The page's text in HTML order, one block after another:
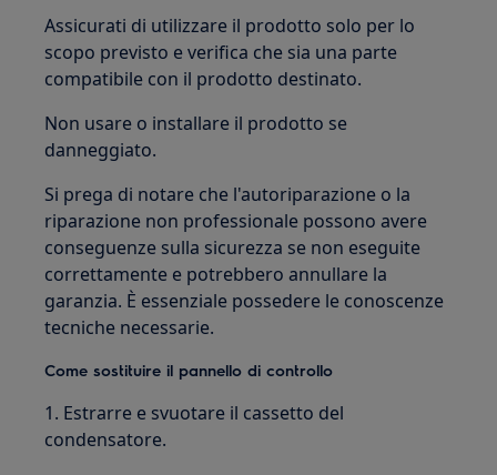
Assicurati di utilizzare il prodotto solo per lo
scopo previsto e verifica che sia una parte
compatibile con il prodotto destinato.
Non usare o installare il prodotto se
danneggiato.
Si prega di notare che l'autoriparazione o la
riparazione non professionale possono avere
conseguenze sulla sicurezza se non eseguite
correttamente e potrebbero annullare la
garanzia. È essenziale possedere le conoscenze
tecniche necessarie.
Come sostituire il pannello di controllo
1. Estrarre e svuotare il cassetto del
condensatore.